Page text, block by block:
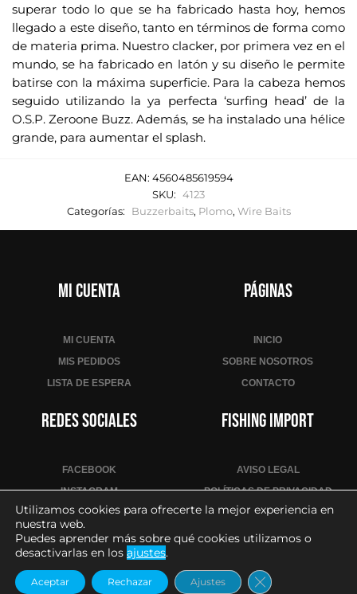
t
r
ó
n
i
c
o
p
d
e
e
s
e
superar todo lo que se ha fabricado hasta hoy, hemos
llegado a este diseño, tanto en términos de forma como
de materia prima. Nuestro clacker, por primera vez en el
mundo, se ha fabricado en latón y su diseño le permite
batirse con la máxima superficie. Para la cabeza hemos
seguido utilizando la ya perfecta ‘surfing head’ de la
O.S.P. Zeroone Buzz. Además, se ha instalado una hélice
grande, para aumentar el splash.
EAN: 4560485619594
SKU: 4123
Categorías:
Buzzerbaits, Plomo, Wire Baits
Mi cuenta
MI CUENTA
MIS PEDIDOS
LISTA DE ESPERA
Páginas
INICIO
SOBRE NOSOTROS
CONTACTO
Redes sociales
FACEBOOK
INSTAGRAM
YOUTUBE
Fishing Import
AVISO LEGAL
POLÍTICAS DE PRIVACIDAD
POLÍTICA DE COOKIES
CONDICIONES DE VENTA
2026– Todos los derechos reservados
Utilizamos cookies para ofrecerte la mejor experiencia en
nuestra web.
Puedes aprender más sobre qué cookies utilizamos o
desactivarlas en los ajustes.
Aceptar Rechazar Ajustes Cerrar el banner